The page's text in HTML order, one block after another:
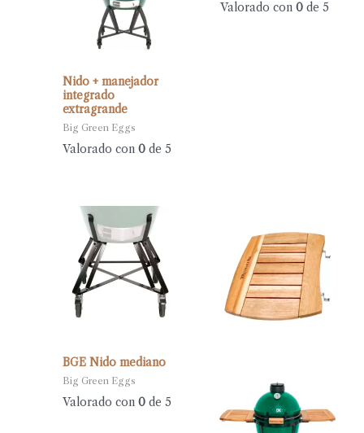
Nido + manejador
integrado
extragrande
Big Green Eggs
Valorado con0 de 5
Valorado con 0de 5
BGE Nido mediano
Big Green Eggs
Valorado con0 de 5